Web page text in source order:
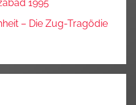
1995
– Die Zug-Tragödie